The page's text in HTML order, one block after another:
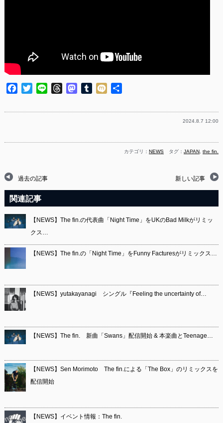
Facebook
TwitterLine ThreadsMastodon
Tumblr
Mixi
2024.8.7 12:00
カテゴリ：NEWS タグ：JAPAN,the fin.
過去の記事 新しい記事
関連記事
【NEWS】The fin.の代表曲「Night Time」をUKのBad Milkがリミッ
クス…
【NEWS】The fin.の「Night Time」をFunny Facturesがリミックス…
【NEWS】yutakayanagi シングル『Feeling the uncertainty of…
【NEWS】The fin. 新曲「Swans」配信開始 & 本楽曲とTeenage…
【NEWS】Sen Morimoto The fin.による「The Box」のリミックスを
配信開始
【NEWS】イベント情報：The fin.